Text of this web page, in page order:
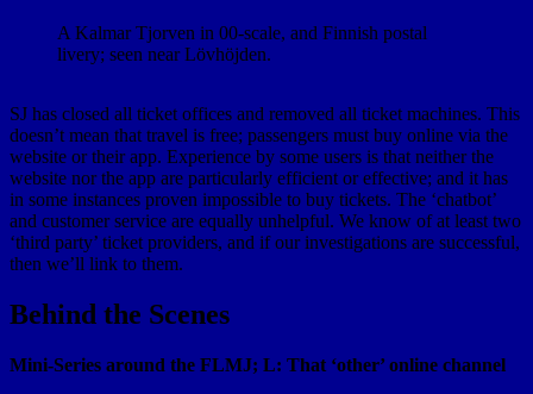
A Kalmar Tjorven in 00-scale, and Finnish postal
livery; seen near Lövhöjden.
SJ has closed all ticket offices and removed all ticket machines. This
doesn’t mean that travel is free; passengers must buy online via the
website or their app. Experience by some users is that neither the
website nor the app are particularly efficient or effective; and it has
in some instances proven impossible to buy tickets. The ‘chatbot’
and customer service are equally unhelpful. We know of at least two
‘third party’ ticket providers, and if our investigations are successful,
then we’ll link to them.
Behind the Scenes
Mini-Series around the FLMJ; L: That ‘other’ online channel